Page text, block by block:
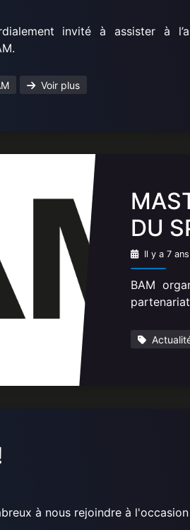
invité à assister à
Voir plus
DU
Il y a 7 ans
BAM
à nous rejoindre à l'occasion